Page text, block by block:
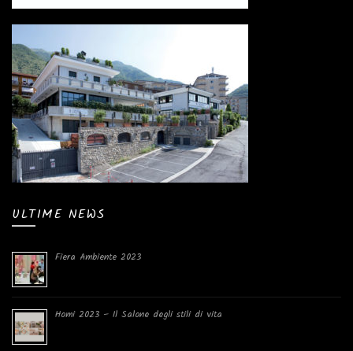
ULTIME NEWS
Fiera Ambiente 2023
Homi 2023 – Il Salone degli stili di vita